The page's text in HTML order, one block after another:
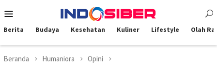
ke
Mobile
Berita Budaya Kesehatan Kuliner Lifestyle Olah
Beranda Humaniora Opini